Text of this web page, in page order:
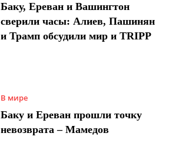
Баку, Ереван и Вашингтон
сверили часы: Алиев, Пашинян
и Трамп обсудили мир и TRIPP
В мире
Баку и Ереван прошли точку
невозврата – Мамедов